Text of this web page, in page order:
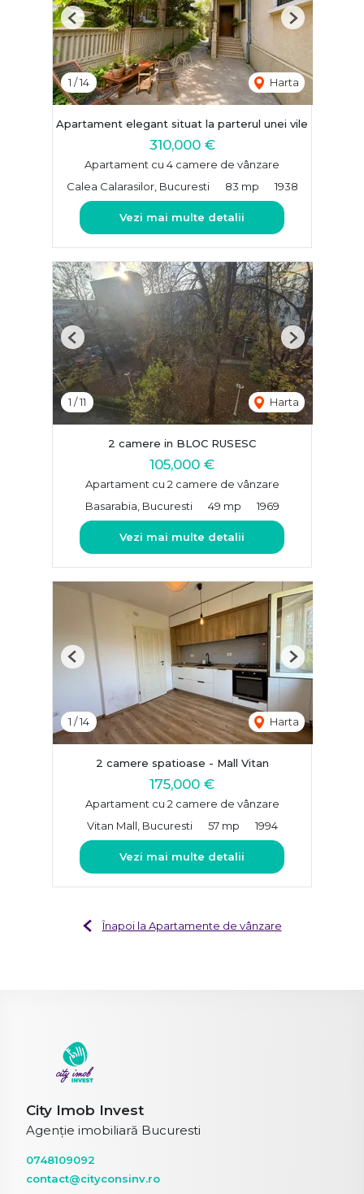
1 /14 Harta
Previous Next
Apartament elegant situat la parterul unei vile
310,000 €
Apartament cu 4 camere de vânzare
Calea Calarasilor, Bucuresti
83 mp 1938
Vezi mai multe detalii
1 /11 Harta
Previous Next
2 camere in BLOC RUSESC
105,000 €
Apartament cu 2 camere de vânzare
Basarabia, Bucuresti
49 mp 1969
Vezi mai multe detalii
1 /14 Harta
Previous Next
2 camere spatioase - Mall Vitan
175,000 €
Apartament cu 2 camere de vânzare
Vitan Mall, Bucuresti
57 mp 1994
Vezi mai multe detalii
Înapoi la Apartamente de vânzare
City Imob Invest
Agenție imobiliară Bucuresti
0748109092
contact@cityconsinv.ro